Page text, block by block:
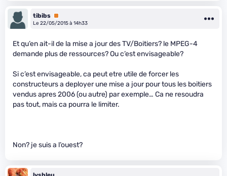
tibibs Premium
Le 22/05/2015 à 14h33
Et qu’en ait-il de la mise a jour des TV/Boitiers? le MPEG-4
demande plus de ressources? Ou c’est envisageable?
Si c’est envisageable, ca peut etre utile de forcer les
constructeurs a deployer une mise a jour pour tous les boitiers
vendus apres 2006 (ou autre) par exemple… Ca ne resoudra
pas tout, mais ca pourra le limiter.
Non? je suis a l’ouest?